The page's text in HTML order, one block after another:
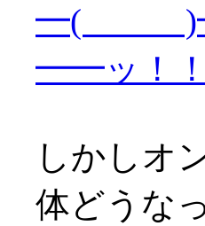
━(
━━ッ！！
しかしオ
体どうな